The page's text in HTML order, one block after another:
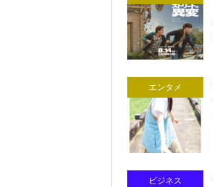
エンタメ
ビジネス